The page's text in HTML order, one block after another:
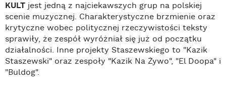
KULTjest jedną z najciekawszych grup na polskiej
scenie muzycznej. Charakterystyczne brzmienie oraz
krytyczne wobec politycznej rzeczywistości teksty
sprawiły, że zespół wyróżniał się już od początku
działalności. Inne projekty Staszewskiego to "Kazik
Staszewski" oraz zespoły "Kazik Na Żywo", "El Doopa" i
"Buldog".